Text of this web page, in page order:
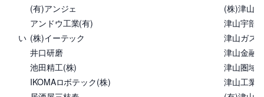
(有)アンジェ
(株)津山
アンドウ工業(有)
津山宇部
い (株)イーテック
津山ガス(
井口研磨
津山金融
池田精工(株)
津山圏域
IKOMAロボテック(株)
津山工業